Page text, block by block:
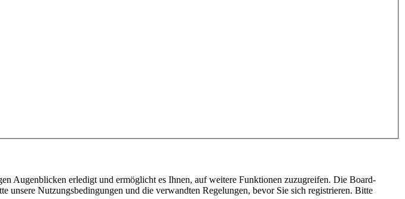
Augenblicken erledigt und ermöglicht es Ihnen, auf weitere Funktionen zuzugreifen. Die Board-
unsere Nutzungsbedingungen und die verwandten Regelungen, bevor Sie sich registrieren. Bitte